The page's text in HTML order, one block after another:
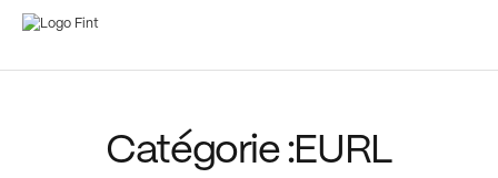
Catégorie :EURL